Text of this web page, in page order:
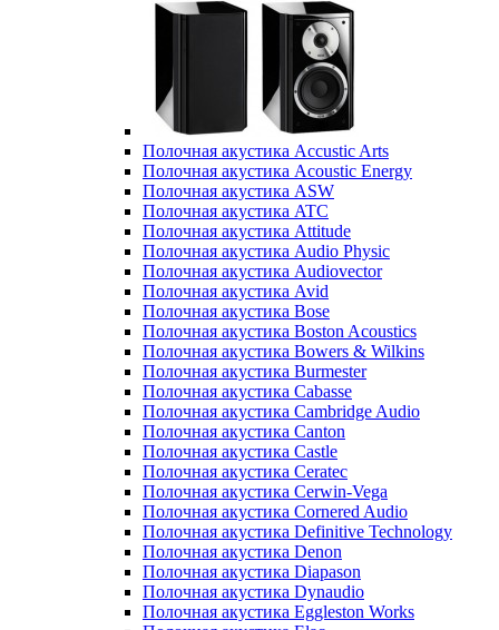
Полочная акустика Accustic Arts
Полочная акустика Acoustic Energy
Полочная акустика ASW
Полочная акустика ATC
Полочная акустика Attitude
Полочная акустика Audio Physic
Полочная акустика Audiovector
Полочная акустика Avid
Полочная акустика Bose
Полочная акустика Boston Acoustics
Полочная акустика Bowers & Wilkins
Полочная акустика Burmester
Полочная акустика Cabasse
Полочная акустика Cambridge Audio
Полочная акустика Canton
Полочная акустика Castle
Полочная акустика Ceratec
Полочная акустика Cerwin-Vega
Полочная акустика Cornered Audio
Полочная акустика Definitive Technology
Полочная акустика Denon
Полочная акустика Diapason
Полочная акустика Dynaudio
Полочная акустика Eggleston Works